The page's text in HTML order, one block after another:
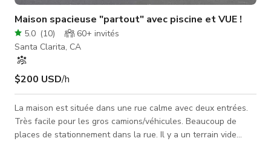
Maison spacieuse "partout" avec piscine et VUE !
5.0 (10) 60+ invités
Santa Clarita, CA
$200 USD/h
La maison est située dans une rue calme avec deux entrées.
Très facile pour les gros camions/véhicules. Beaucoup de
places de stationnement dans la rue. Il y a un terrain vide